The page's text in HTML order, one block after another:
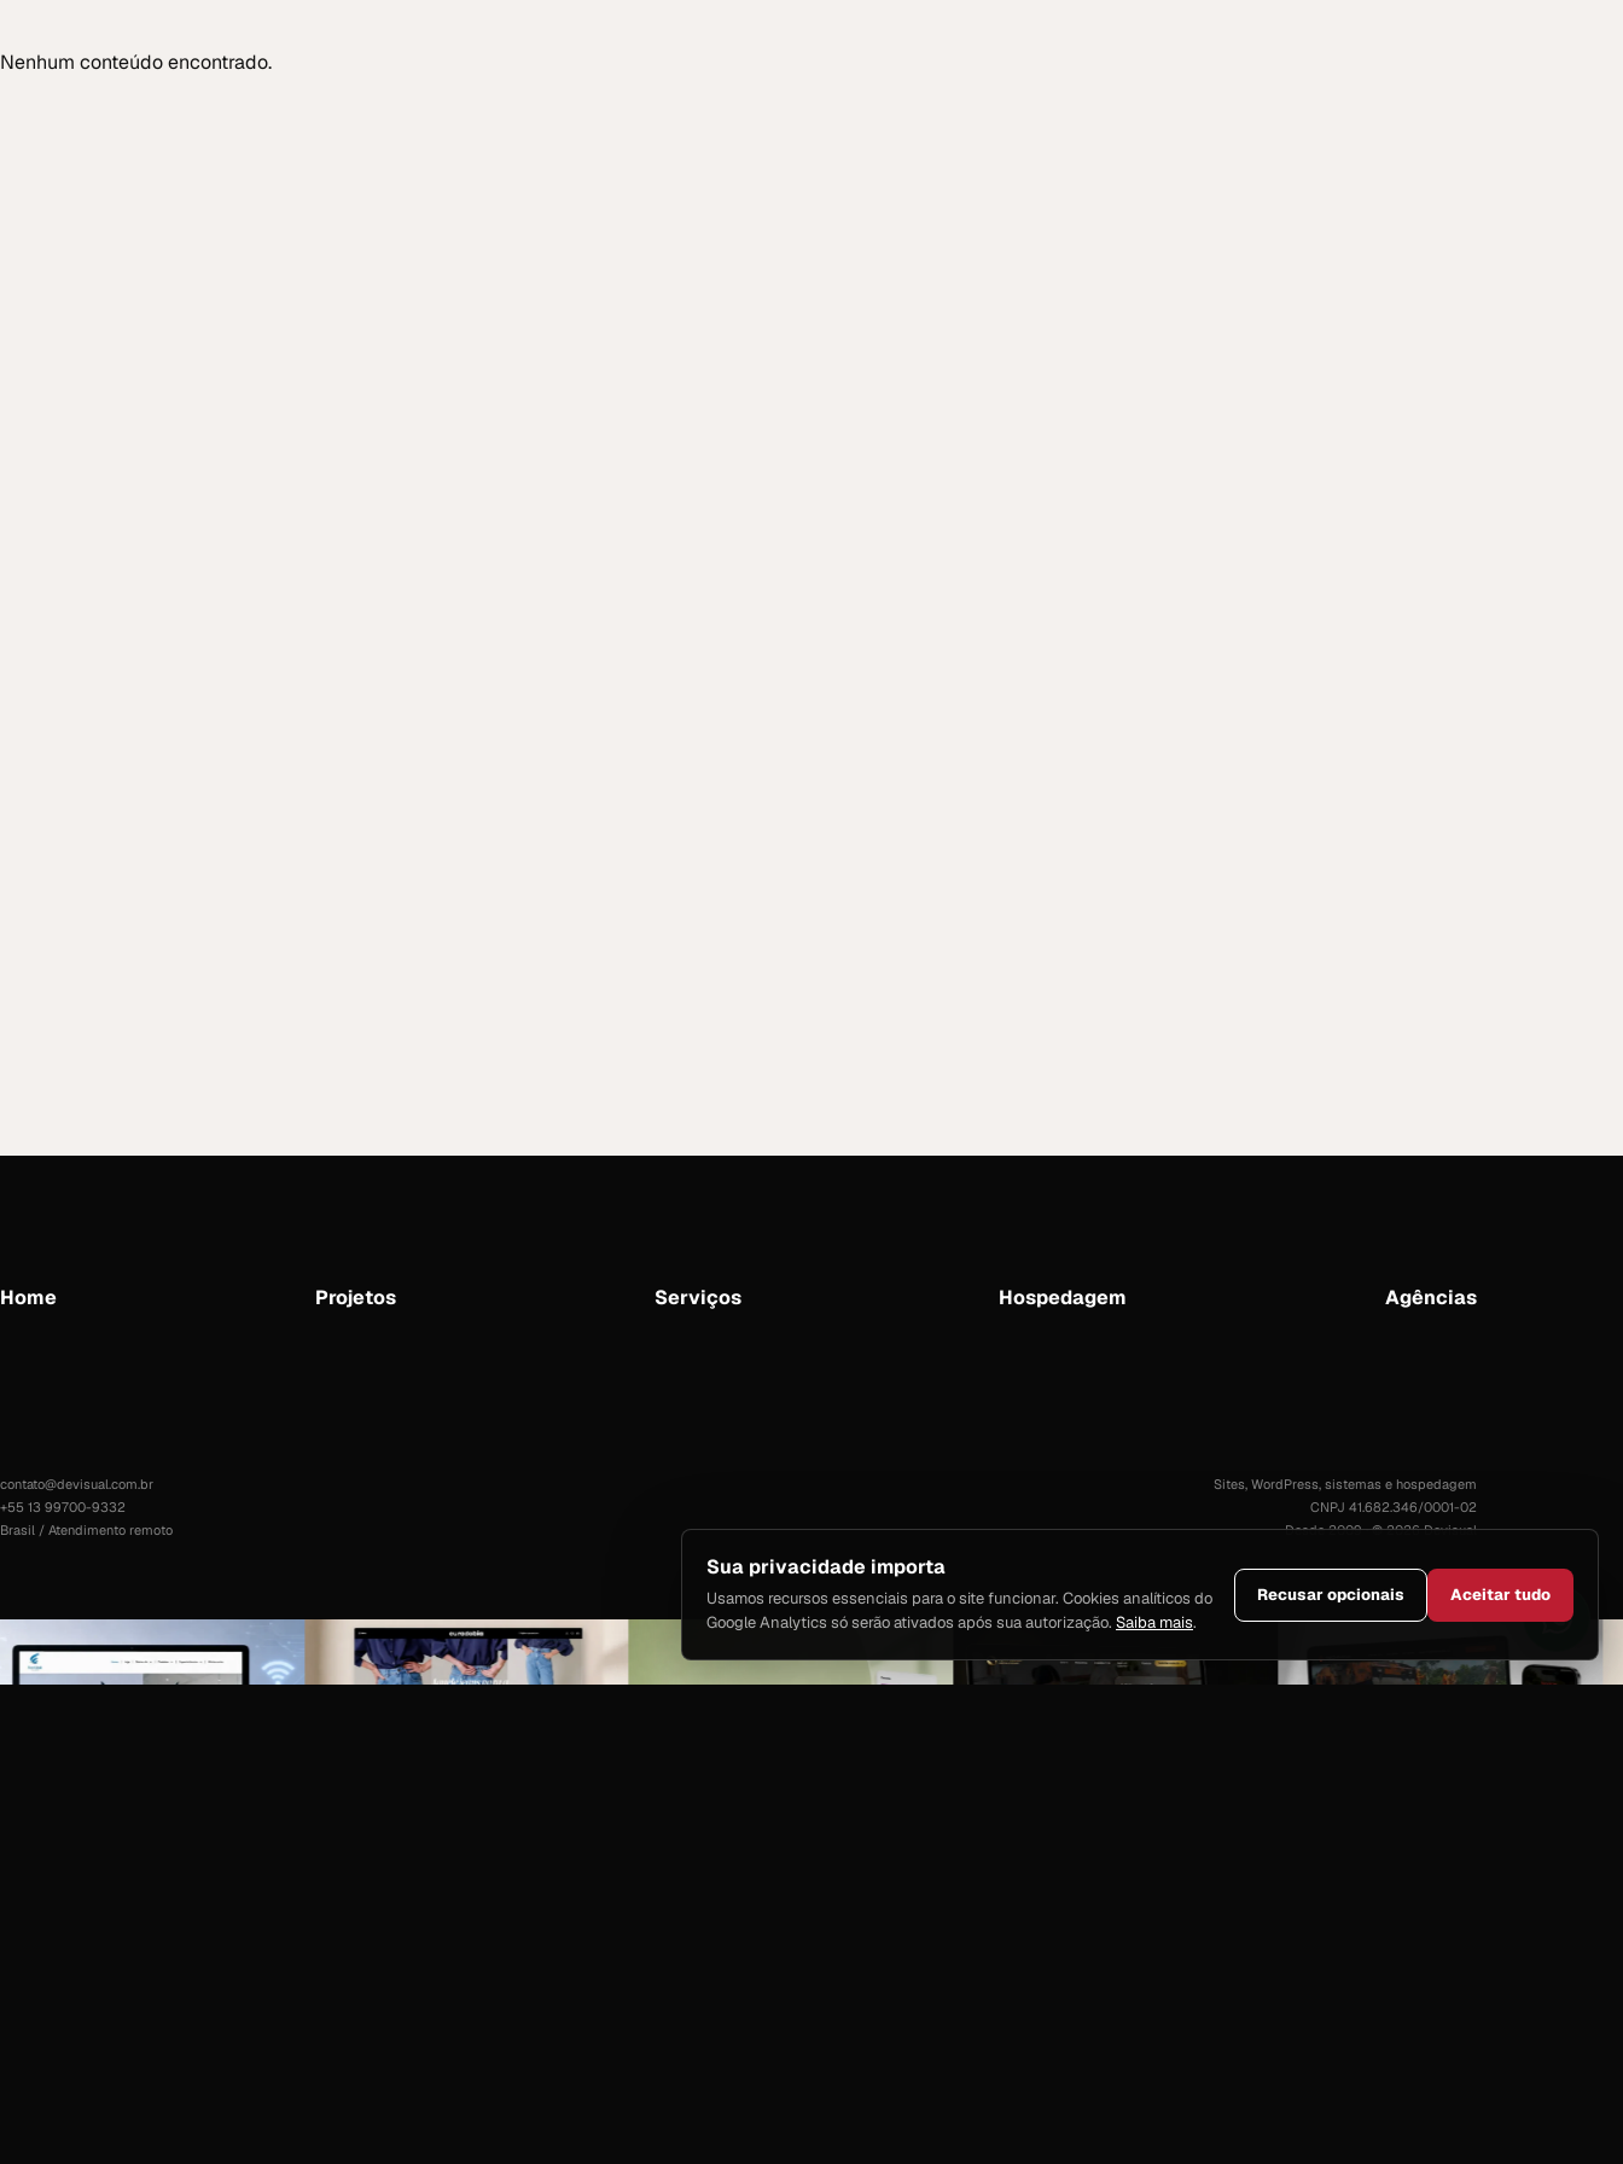
Nenhum conteúdo encontrado.
Home Projetos Serviços Hospedagem Agências
contato@devisual.com.br
+55 13 99700-9332
Brasil / Atendimento remoto
Sites, WordPress, sistemas e hospedagem
CNPJ 41.682.346/0001-02
Desde 2009 · © 2026 Devisual
Sua privacidade importa
Usamos recursos essenciais para o site funcionar. Cookies analíticos do
Google Analytics só serão ativados após sua autorização. Saiba mais.
Recusar opcionais Aceitar tudo